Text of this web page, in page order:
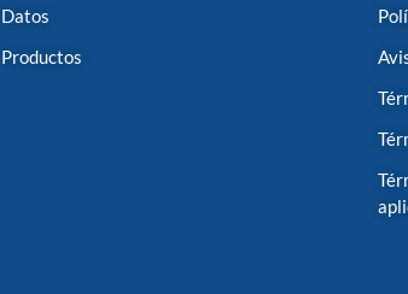
Datos
Productos